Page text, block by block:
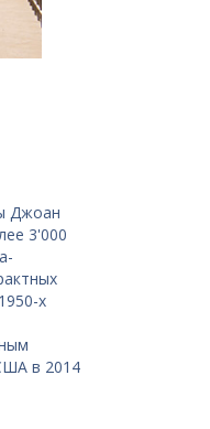
Джоан
3'000
х
в 2014